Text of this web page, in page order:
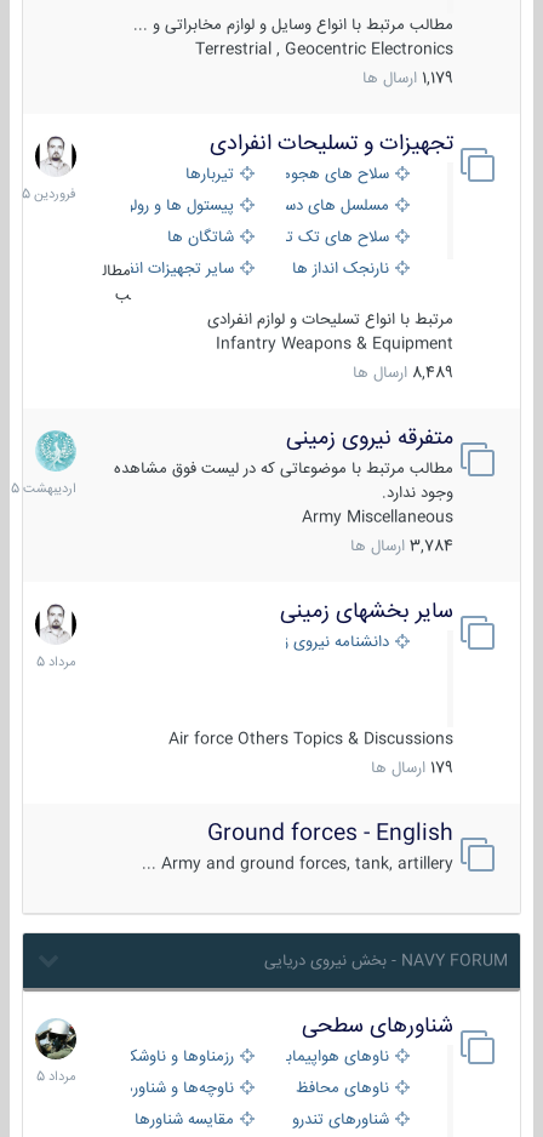
مطالب مرتبط با انواع وسایل و لوازم مخابراتی و ...
Terrestrial , Geocentric Electronics
1,179 ارسال ها
تجهیزات و تسلیحات انفرادی
سلاح های هجومی
تیربارها
مسلسل های دستی
پیستول ها و رولورها
سلاح های تک تیر اندازیشاتگان ها
نارنجک انداز ها
سایر تجهیزات انفرادی
مطال
ب
مرتبط با انواع تسلیحات و لوازم انفرادی
Infantry Weapons & Equipment
8,489 ارسال ها
17
فروردین
1405
متفرقه نیروی زمینی
مطالب مرتبط با موضوعاتی که در لیست فوق مشاهده
وجود ندارد.
Army Miscellaneous
3,784 ارسال ها
27
1405
سایر بخشهای زمینی
دانشنامه نیروی زمینی
Air force Others Topics & Discussions
179 ارسال ها
9
مرداد
1405
Ground forces - English
Army and ground forces, tank, artillery ...
NAVY FORUM - بخش نیروی دریایی
شناورهای سطحی
ناوهای هواپیمابر و بالگرد بررزمناوها و ناوشکن‌ها
ناوهای محافظ
ناوچه‌ها و شناورهای گشتی
شناورهای تندرو
مقایسه شناورها
2
مرداد
1405